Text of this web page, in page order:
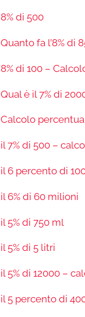
8% di 500
Quanto fa l’8% di
8% di 100 –
Qual è il 7% di
Calcolo
il 7% di 500 –
il 6 percento di
il 6% di 60 milioni
il 5% di 750 ml
il 5% di 5 litri
il 5% di 12000 –
il 5 percento di